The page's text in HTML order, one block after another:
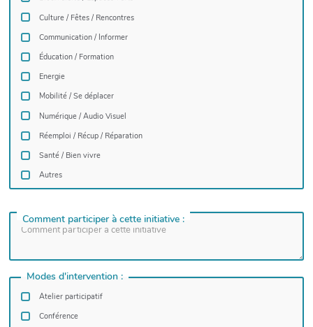
Culture / Fêtes / Rencontres
Communication / Informer
Éducation / Formation
Energie
Mobilité / Se déplacer
Numérique / Audio Visuel
Réemploi / Récup / Réparation
Santé / Bien vivre
Autres
Comment participer à cette initiative :
Modes d'intervention :
Atelier participatif
Conférence